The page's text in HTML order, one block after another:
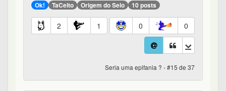
Ok! TaCelto Origem do Selo 10 posts
2 1 0 0
Seria uma epifania ? - #15 de 37